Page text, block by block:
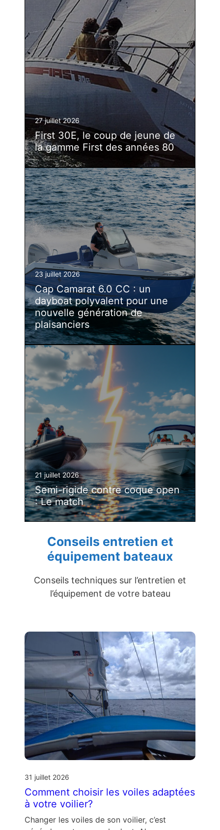
27 juillet 2026
First 30E, le coup de jeune de
la gamme First des années 80
23 juillet 2026
Cap Camarat 6.0 CC : un
dayboat polyvalent pour une
nouvelle génération de
plaisanciers
21 juillet 2026
Semi-rigide contre coque open
: Le match
Conseils entretien et
équipement bateaux
Conseils techniques sur l’entretien et
l’équipement de votre bateau
31 juillet 2026
Comment choisir les voiles adaptées
à votre voilier?
Changer les voiles de son voilier, c’est